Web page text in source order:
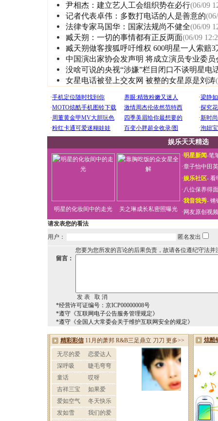
尹相杰：建立艺人工会组织势在必行(06/09
记者代表卓伟：多数打电话的人是善意的
法律专家马国华：国家法规尚不健全(06/09
臧天朔：一切的事情都有正反两面(06/09
臧天朔做客搜狐呼吁维权 600明星一人索赔3
中国演出家协会发声明 将成立演员专业委员
没啥可说的央视“涉嫌”栏目闭口不谈明星电
女星电话被登上交友网 被整的女星原是刘涛
娱乐天天精选
明星的化妆间中的走光 关之琳成长私密照曝光
·明星新闻-笔
·章子怡中田
·娱乐社区- 看
·八位保养得
·我音我秀- 锵
· 网友原创视
请发表您的看法
用户：
匿名发出
您要为您所发的言论的后果负责，故请各位遵纪守法并
留言：
*经营许可证编号：京ICP00000008号
*遵守《互联网电子公告服务管理规定》
*遵守《全国人大常委会关于维护互联网安全的规定》